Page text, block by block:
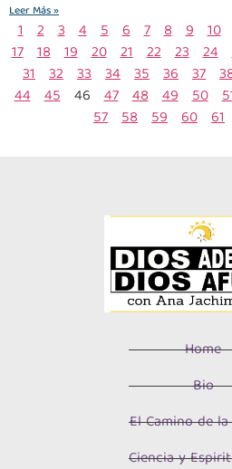
Leer Más »
1 2 3 4 5 6 7 8 9 10
17 18 19 20 21 22 23 24
31 32 33 34 35 36 37
44 45 46 47 48 49 50
57 58 59 60 61
Home
Bio
El Camino de
Ciencia y